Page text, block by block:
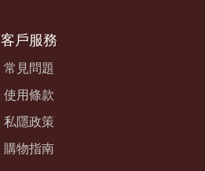
客戶服務
常見問題
使用條款
私隱政策
購物指南